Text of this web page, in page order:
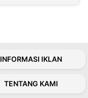
INFORMASI IKLAN
TENTANG KAMI